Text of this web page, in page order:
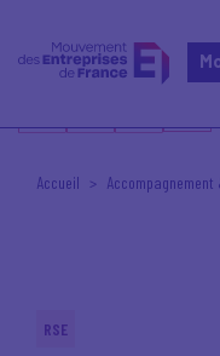
Accueil Accompagnement
RSE